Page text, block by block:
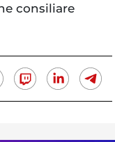
consiliare